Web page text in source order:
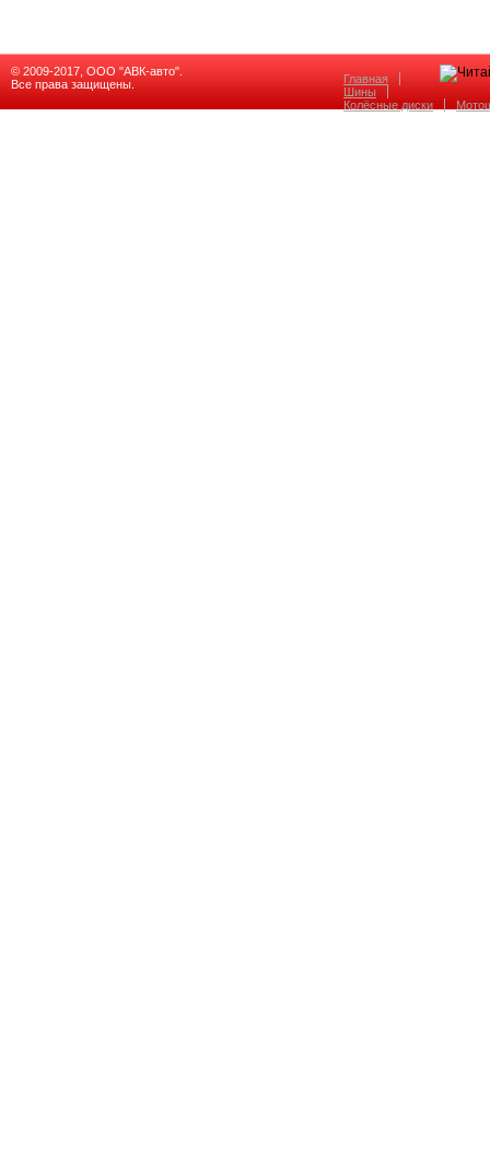
© 2009-2017, ООО "АВК-авто".
Все права защищены.
Главная
Шины
Колёсные диски